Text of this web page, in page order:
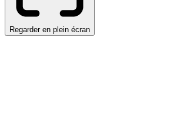
Regarder en plein écran